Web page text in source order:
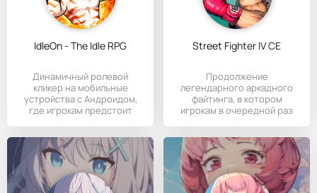
IdleOn - The Idle RPG
Динамичный ролевой
кликер на мобильные
устройства с Андроидом,
где игрокам предстоит
Street Fighter IV CE
Продолжение
легендарного аркадного
файтинга, в котором
игрокам в очередной раз